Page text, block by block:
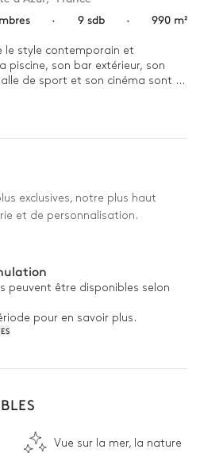
· 9 sdb · 990 m²
le style contemporain et
piscine, son bar extérieur, son
de sport et son cinéma sont
le signe de détente. Les
exclusives, notre plus haut
et de personnalisation.
peuvent être disponibles selon
pour en savoir plus.
Vue sur la mer, la nature